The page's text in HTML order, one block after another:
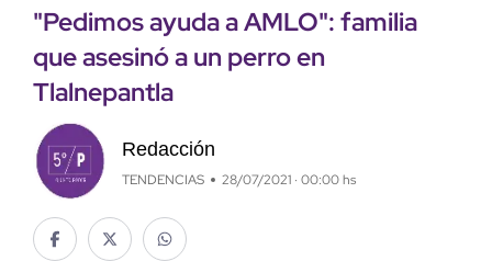
"Pedimos ayuda a AMLO": familia
que asesinó a un perro en
Tlalnepantla
Redacción
TENDENCIAS 28/07/2021 · 00:00 hs